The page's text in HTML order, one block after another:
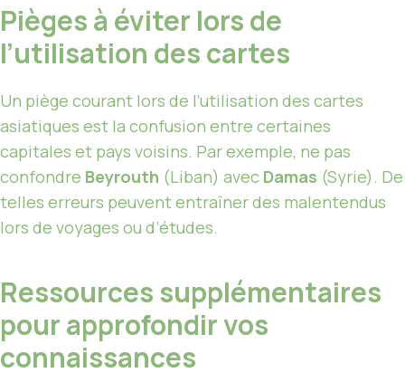
Pièges à éviter lors de
l’utilisation des cartes
Un piège courant lors de l’utilisation des cartes
asiatiques est la confusion entre certaines
capitales et pays voisins. Par exemple, ne pas
confondre Beyrouth (Liban) avec Damas (Syrie). De
telles erreurs peuvent entraîner des malentendus
lors de voyages ou d’études.
Ressources supplémentaires
pour approfondir vos
connaissances